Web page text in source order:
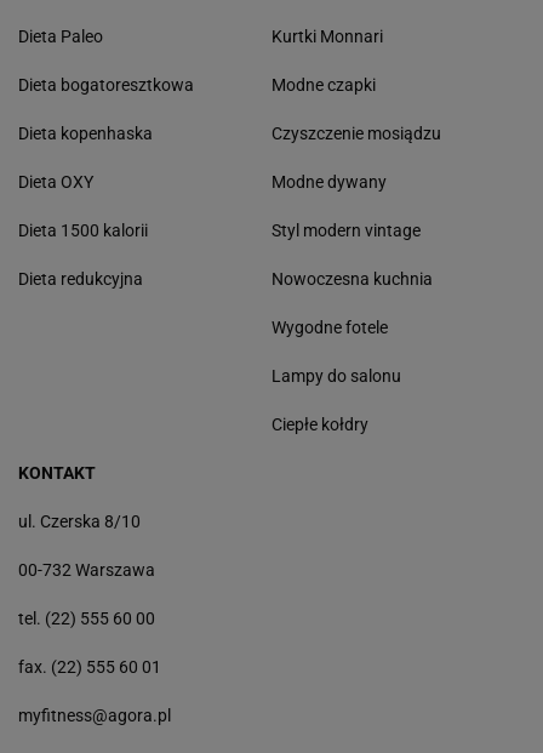
Dieta Paleo
Dieta bogatoresztkowa
Dieta kopenhaska
Dieta OXY
Dieta 1500 kalorii
Dieta redukcyjna
Kurtki Monnari
Modne czapki
Czyszczenie mosiądzu
Modne dywany
Styl modern vintage
Nowoczesna kuchnia
Wygodne fotele
Lampy do salonu
Ciepłe kołdry
KONTAKT
ul. Czerska 8/10
00-732 Warszawa
tel. (22) 555 60 00
fax. (22) 555 60 01
myfitness@agora.pl